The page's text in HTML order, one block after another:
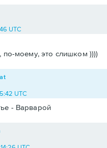
UTC
по-моему, это слишком ))))
UTC
- Варварой